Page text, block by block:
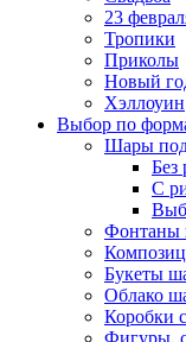
23
Тропики
Приколы
Новый
Хэллоуин
Выбор по
Шары
Без
С
Фонтаны
Букеты
Облако
Коробки
Фигуры,